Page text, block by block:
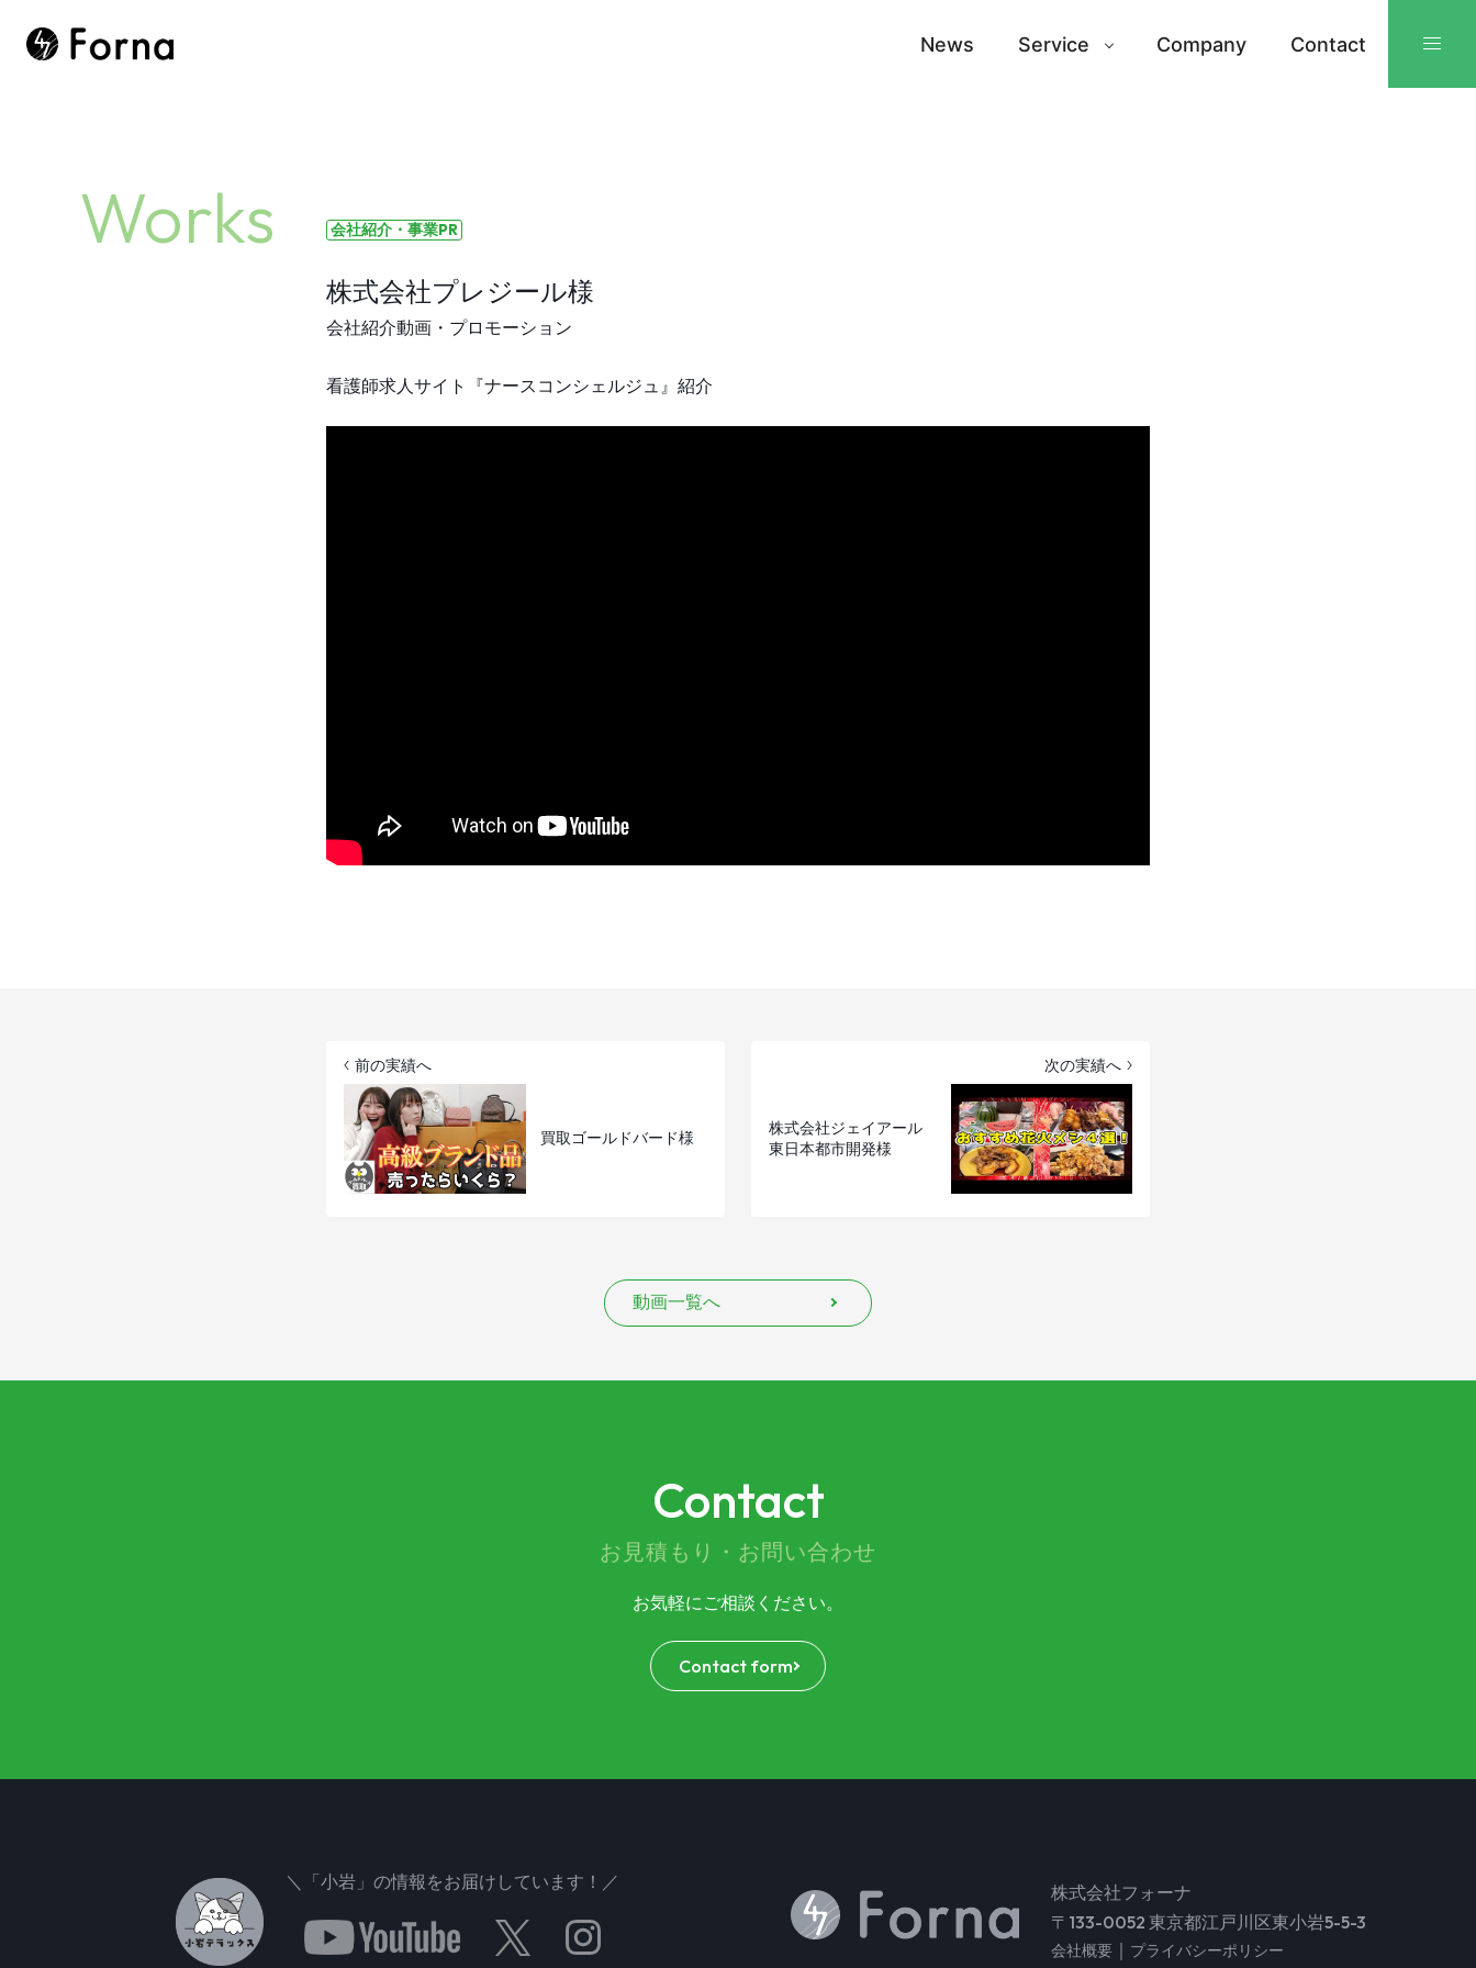
News Service Company Contact
Works 会社紹介・事業PR
株式会社プレジール様
会社紹介動画・プロモーション
看護師求人サイト『ナースコンシェルジュ』紹介
前の実績へ
買取ゴールドバード様
次の実績へ
株式会社ジェイアール
東日本都市開発様
動画一覧へ
Contact
お見積もり・お問い合わせ
お気軽にご相談ください。
Contact form
＼「小岩」の情報をお届けしています！／
株式会社フォーナ
〒133-0052 東京都江戸川区東小岩5-5-3
会社概要｜ プライバシーポリシー